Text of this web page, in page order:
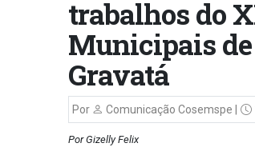
trabalhos do
Municipais de
Gravatá
Por Comunicação Cosemspe |
Por Gizelly Felix